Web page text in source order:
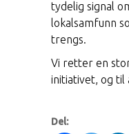
tydelig signal
lokalsamfunn
trengs.
Vi retter en
initiativet, og til
Del: